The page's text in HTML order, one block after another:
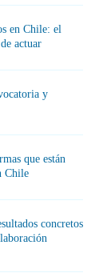
en Chile: el
actuar
y
que están
Chile
concretos